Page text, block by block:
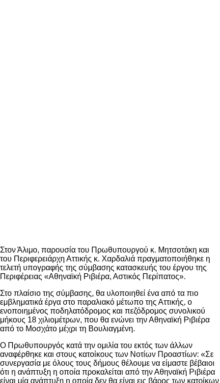
Στον Άλιμο, παρουσία του Πρωθυπουργού κ. Μητσοτάκη και
του Περιφερειάρχη Αττικής κ. Χαρδαλιά πραγματοποιήθηκε η
τελετή υπογραφής της σύμβασης κατασκευής του έργου της
Περιφέρειας «Αθηναϊκή Ριβιέρα, Αστικός Περίπατος».
Στο πλαίσιο της σύμβασης, θα υλοποιηθεί ένα από τα πιο
εμβληματικά έργα στο παραλιακό μέτωπο της Αττικής, ο
ενοποιημένος ποδηλατόδρομος και πεζόδρομος συνολικού
μήκους 18 χιλιομέτρων, που θα ενώνει την Αθηναϊκή Ριβιέρα
από το Μοσχάτο μέχρι τη Βουλιαγμένη.
Ο Πρωθυπουργός κατά την ομιλία του εκτός των άλλων
αναφέρθηκε και στους κατοίκους των Νοτίων Προαστίων: «Σε
συνεργασία με όλους τους δήμους θέλουμε να είμαστε βέβαιοι
ότι η ανάπτυξη η οποία προκαλείται από την Αθηναϊκή Ριβιέρα
είναι μία ανάπτυξη η οποία δεν θα είναι εις βάρος των κατοίκων